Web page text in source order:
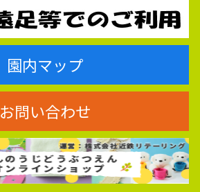
園内マップ
お問い合わせ